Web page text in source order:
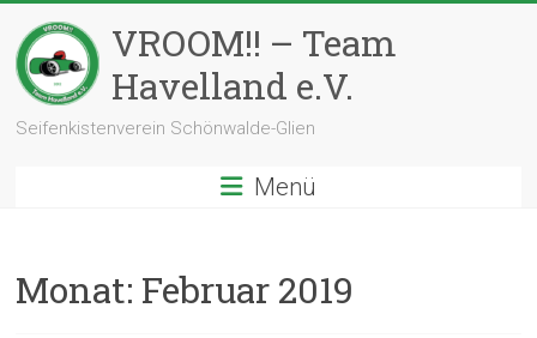
Inhalt
springen
VROOM!! – Team
Havelland e.V.
Seifenkistenverein Schönwalde-Glien
Menü
Monat: Februar 2019